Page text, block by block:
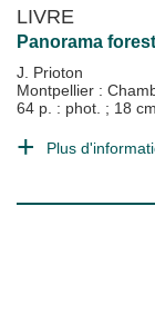
LIVRE
Panorama
J. Prioton
Montpellier :
64 p. : phot. ; 18
Plus